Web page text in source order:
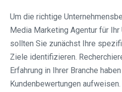
Um die richtige
Media Marketing Agentur für Ihr
sollten Sie zunächst Ihre
Ziele identifizieren.
Erfahrung in Ihrer Branche
Kundenbewertungen aufweisen.